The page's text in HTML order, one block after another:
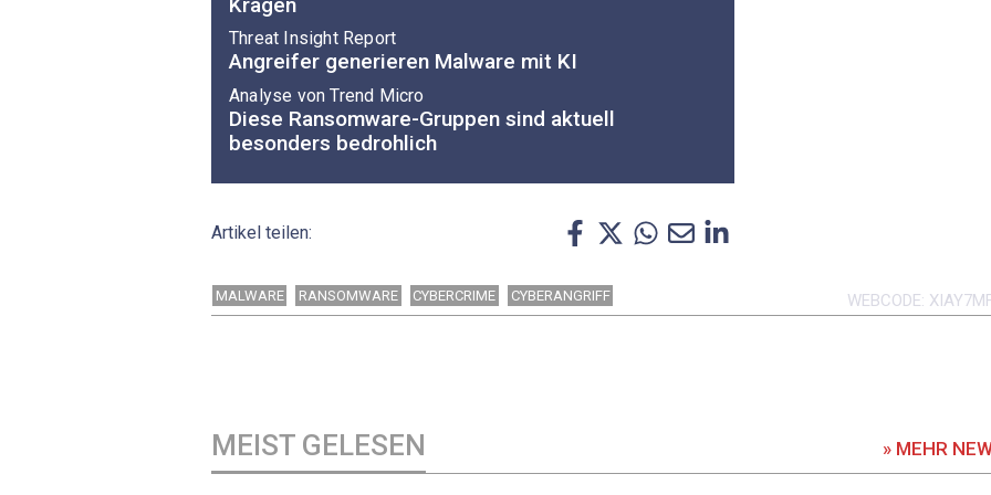
Threat Insight Report
Angreifer generieren Malware mit KI
Analyse von Trend Micro
Diese Ransomware-Gruppen sind aktuell
besonders bedrohlich
Artikel teilen:
MALWARE RANSOMWARE CYBERCRIME CYBERANGRIFF WEBCODE
MEIST GELESEN » MEHR